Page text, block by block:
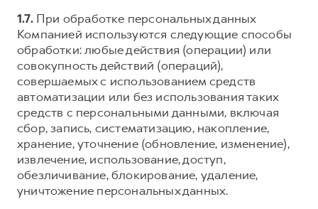
1.7.При обработке персональных данных
Компанией используются следующие способы
обработки: любые действия (операции) или
совокупность действий (операций),
совершаемых с использованием средств
автоматизации или без использования таких
средств с персональными данными, включая
сбор, запись, систематизацию, накопление,
хранение, уточнение (обновление, изменение),
извлечение, использование, доступ,
обезличивание, блокирование, удаление,
уничтожение персональных данных.